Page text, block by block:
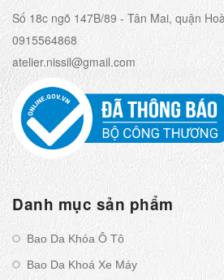
Số 18c ngõ 147B/89 - Tân Mai, quận
0915564868
atelier.nissil@gmail.com
Danh mục sản phẩm
Bao Da Khóa Ô Tô
Bao Da Khoá Xe Máy